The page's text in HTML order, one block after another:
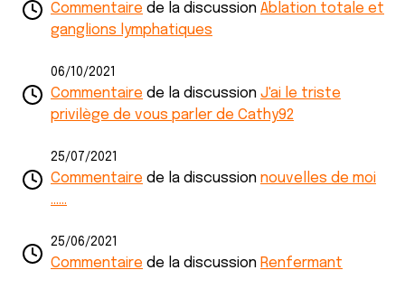
Commentaire de la discussion Ablation totale et
ganglions lymphatiques
06/10/2021
Commentaire de la discussion J'ai le triste
privilège de vous parler de Cathy92
25/07/2021
Commentaire de la discussion nouvelles de moi
......
25/06/2021
Commentaire de la discussion Renfermant